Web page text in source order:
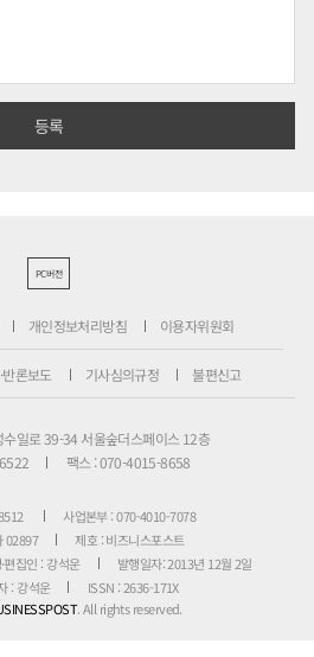
PC버전
개인정보처리방침 이용자위원회
반론보도 기사심의규정 불편신고
수일로 39-34 서울숲더스페이스 12층
팩스 : 070-4015-8658
사업본부 : 070-4010-7078
02897
제호 : 비즈니스포스트
편집인 : 강석운
발행일자: 2013년 12월 2일
: 강석운
ISSN : 2636-171X
. All rights reserved.